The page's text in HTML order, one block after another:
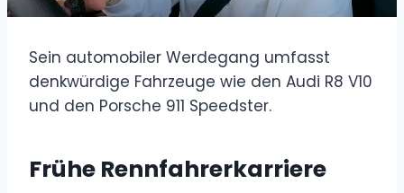
Sein automobiler Werdegang umfasst
denkwürdige Fahrzeuge wie den Audi R8 V10
und den Porsche 911 Speedster.
Frühe Rennfahrerkarriere